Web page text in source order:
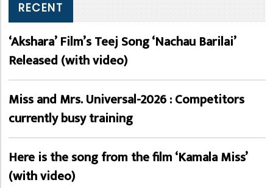
RECENT
‘Akshara’ Film’s Teej Song ‘Nachau Barilai’
Released (with video)
Miss and Mrs. Universal-2026 : Competitors
currently busy training
Here is the song from the film ‘Kamala Miss’
(with video)